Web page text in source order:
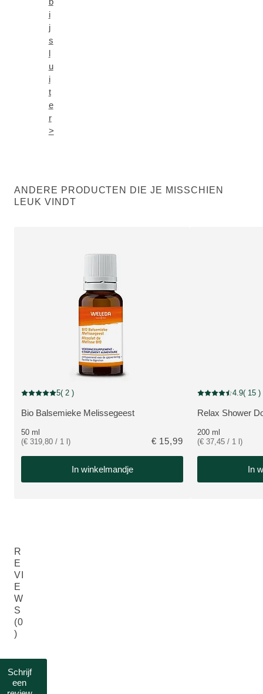
i
j
s
l
u
i
t
e
r
>
ANDERE PRODUCTEN DIE JE MISSCHIEN
LEUK VINDT
zelfzorg
BEKIJK PRODUCT:
Bio Balsemieke Melissegeest
Beoordeling: 5 van 5 beoordeeld door 2 personen
5( 2 )
50 ml
(€ 319,80 / 1 l)
€ 15,99
In winkelmandje
BEKIJK
Relax Shower
Beoordeling: 4.9
4.9( 15 )
200 ml
(€ 37,45 / 1 l)
In
R
E
VI
E
W
S
(0
)
Schrijf
een